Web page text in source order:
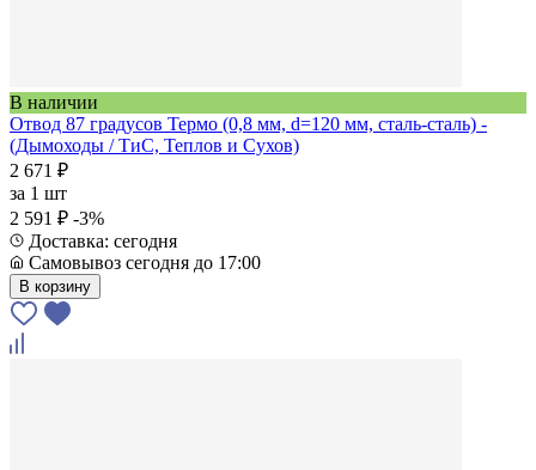
В наличии
Отвод 87 градусов Термо (0,8 мм, d=120 мм, сталь-сталь) -
(Дымоходы / ТиС, Теплов и Сухов)
2 671 ₽
за 1 шт
2 591 ₽ -3%
Доставка: сегодня
Самовывоз сегодня до 17:00
В корзину